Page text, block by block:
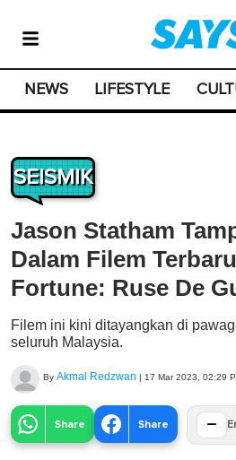
NEWS LIFESTYLE
SEISMIK
Jason Statham
Dalam Filem
Fortune: Ruse De
Filem ini kini ditayangkan di
seluruh Malaysia.
By Akmal Redzwan | 17 Mar 2023, 02:29
Share Share −